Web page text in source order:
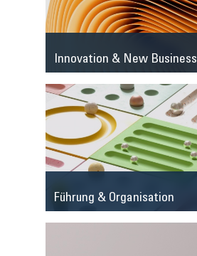
Innovation & New Business
Führung & Organisation